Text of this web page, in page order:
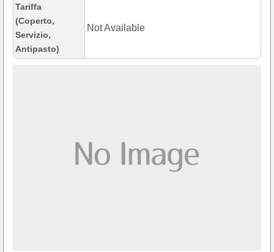
Tariffa
(Coperto,
Servizio,
Antipasto)
Not Available